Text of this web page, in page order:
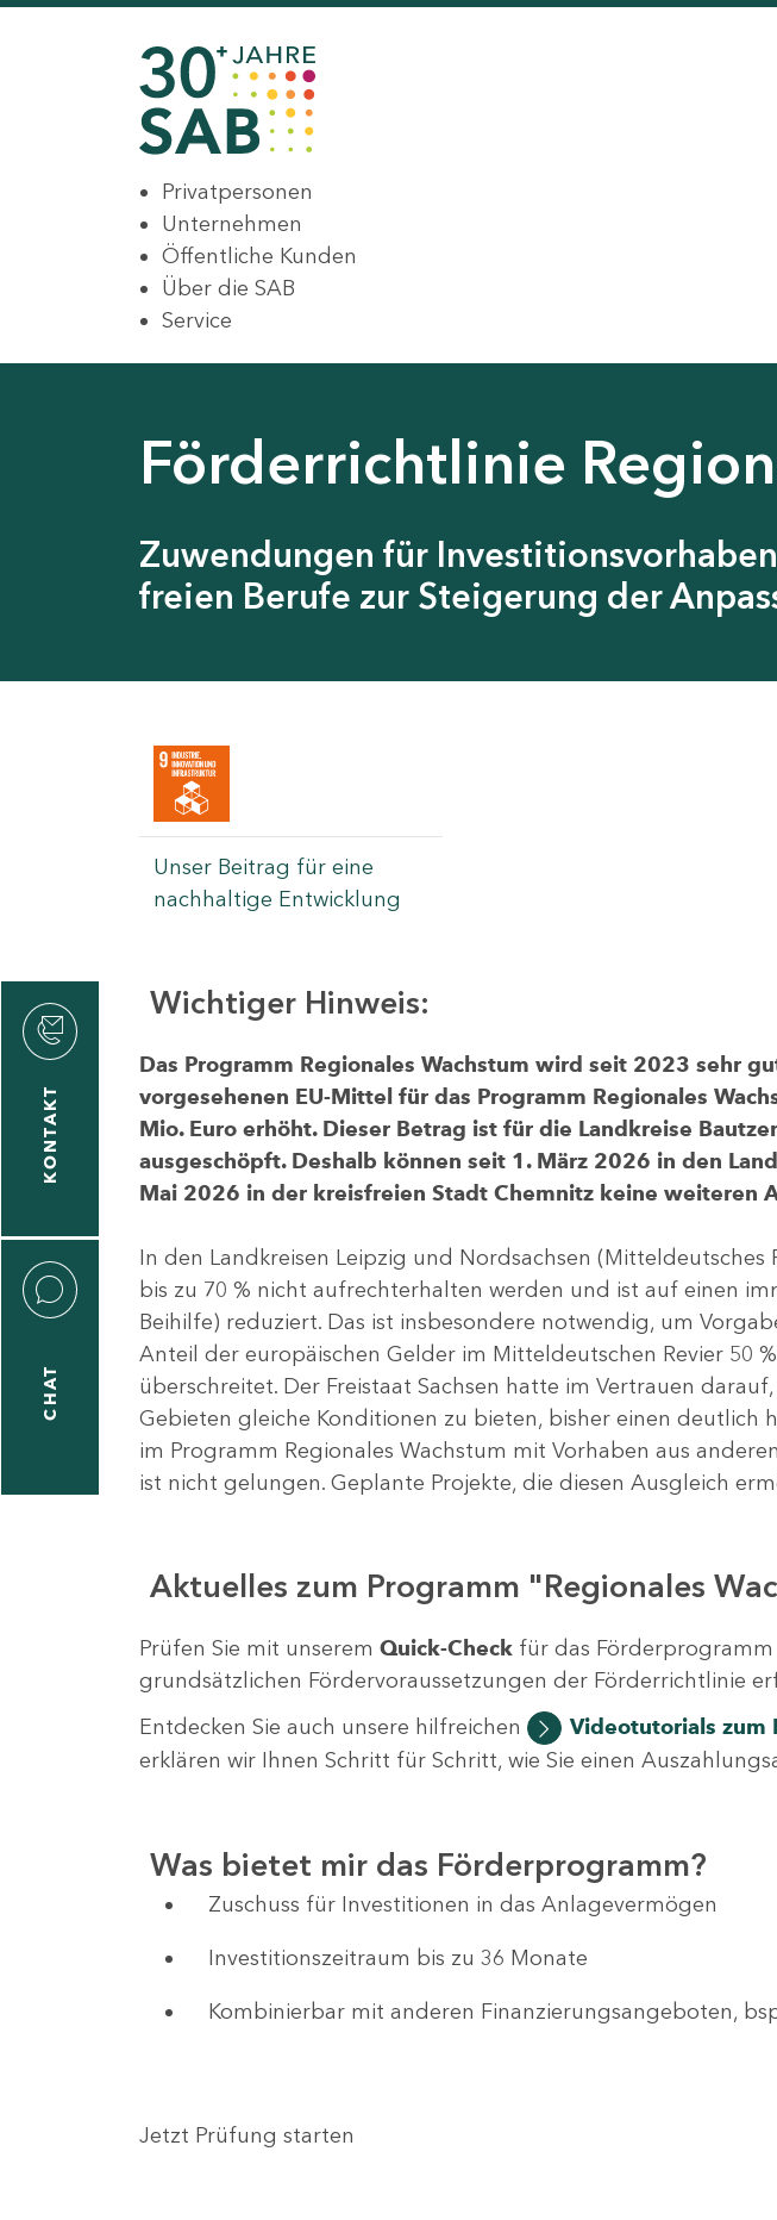
Privatpersonen
Unternehmen
Öffentliche Kunden
Über die SAB
Service
Förderrichtlinie
Zuwendungen für
freien Berufe zur Steigerung der
Unser Beitrag für eine
nachhaltige Entwicklung
KONTAKT
CHAT
Wichtiger Hinweis:
Das Programm Regionales Wachstum wird seit 2023 sehr
vorgesehenen EU-Mittel für das Programm Regionales
Mio. Euro erhöht. Dieser Betrag ist für die Landkreise
ausgeschöpft. Deshalb können seit 1. März 2026 in den
Mai 2026 in der kreisfreien Stadt Chemnitz keine weiteren
In den Landkreisen Leipzig und Nordsachsen
bis zu 70 % nicht aufrechterhalten werden und ist auf einen
Beihilfe) reduziert. Das ist insbesondere notwendig, um
Anteil der europäischen Gelder im Mitteldeutschen Revier 50
überschreitet. Der Freistaat Sachsen hatte im Vertrauen
Gebieten gleiche Konditionen zu bieten, bisher einen deutlich
im Programm Regionales Wachstum mit Vorhaben aus
ist nicht gelungen. Geplante Projekte, die diesen Ausgleich
Aktuelles zum Programm "Regionales
Prüfen Sie mit unserem Quick-Check für das
grundsätzlichen Fördervoraussetzungen der Förderrichtlinie
Entdecken Sie auch unsere hilfreichen
Videotutorials zum
erklären wir Ihnen Schritt für Schritt, wie Sie einen
Was bietet mir das Förderprogramm?
Zuschuss für Investitionen in das Anlagevermögen
Investitionszeitraum bis zu 36 Monate
Kombinierbar mit anderen Finanzierungsangeboten,
Jetzt Prüfung starten